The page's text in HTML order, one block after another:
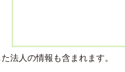
法人の情報も含まれます。